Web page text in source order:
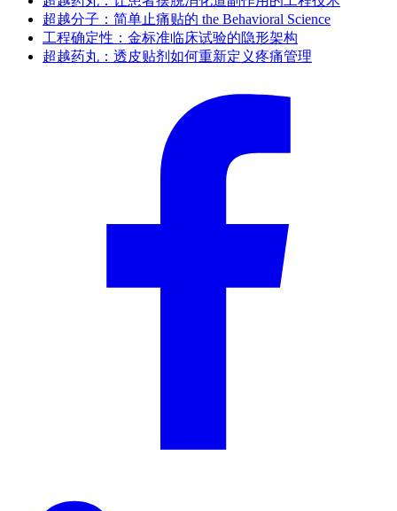
超越分子：简单止痛贴的 the Behavioral Science
工程确定性：金标准临床试验的隐形架构
超越药丸：透皮贴剂如何重新定义疼痛管理